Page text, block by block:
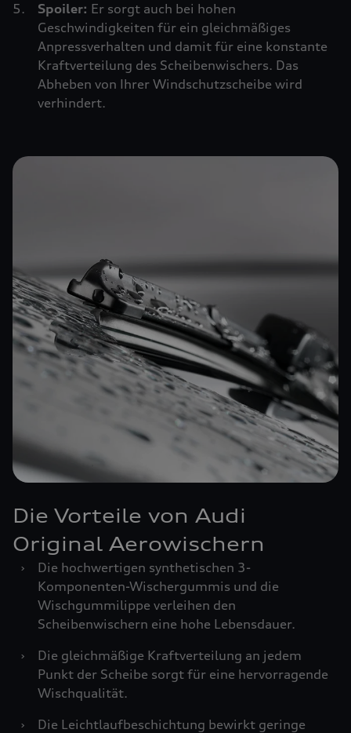
Spoiler: Er sorgt auch bei hohen
Geschwindigkeiten für ein gleichmäßiges
Anpressverhalten und damit für eine konstante
Kraftverteilung des Scheibenwischers. Das
Abheben von Ihrer Windschutzscheibe wird
verhindert.
Die Vorteile von Audi
Original Aerowischern
›
Die hochwertigen synthetischen 3-
Komponenten-Wischergummis und die
Wischgummilippe verleihen den
Scheibenwischern eine hohe Lebensdauer.
›
Die gleichmäßige Kraftverteilung an jedem
Punkt der Scheibe sorgt für eine hervorragende
Wischqualität.
›
Die Leichtlaufbeschichtung bewirkt geringe